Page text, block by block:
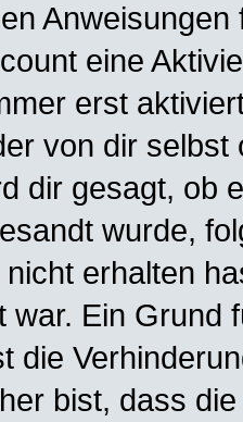
eine
erst
von dir selbst
dir gesagt, ob
wurde,
erhalten
war. Ein Grund
die
bist, dass